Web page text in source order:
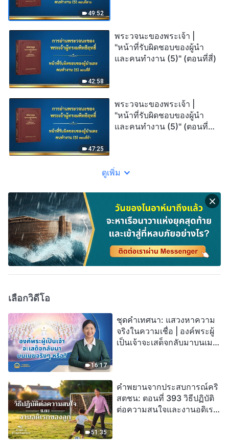
49:52
42:58
พระวจนะของพระเจ้า |
"หน้าที่รับผิดชอบของผู้นำ
และคนทำงาน (5)" (ตอนที่สี่)
47:25
พระวจนะของพระเจ้า |
"หน้าที่รับผิดชอบของผู้นำ
และคนทำงาน (5)" (ตอนที่
ดูเพิ่ม
เลือกวิดีโอ
16:17
ชุดคำเทศนา: แสวงหาความ
จริงในความเชื่อ | องค์พระผู้
เป็นเจ้าจะเสด็จกลับมาบนเมฆ
51:35
คำพยานจากประสบการณ์คริ
สตชน: ตอนที่ 393 วิธีปฏิบัติ
ต่อความสนใจและงานอดิเรก